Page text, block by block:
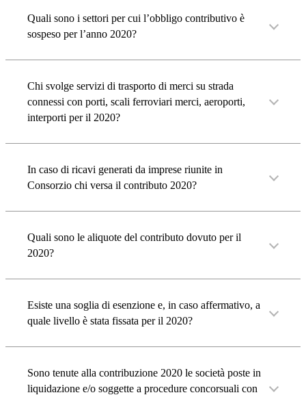
Quali sono i settori per cui l’obbligo contributivo è
sospeso per l’anno 2020?
Chi svolge servizi di trasporto di merci su strada
connessi con porti, scali ferroviari merci, aeroporti,
interporti per il 2020?
In caso di ricavi generati da imprese riunite in
Consorzio chi versa il contributo 2020?
Quali sono le aliquote del contributo dovuto per il
2020?
Esiste una soglia di esenzione e, in caso affermativo, a
quale livello è stata fissata per il 2020?
Sono tenute alla contribuzione 2020 le società poste in
liquidazione e/o soggette a procedure concorsuali con